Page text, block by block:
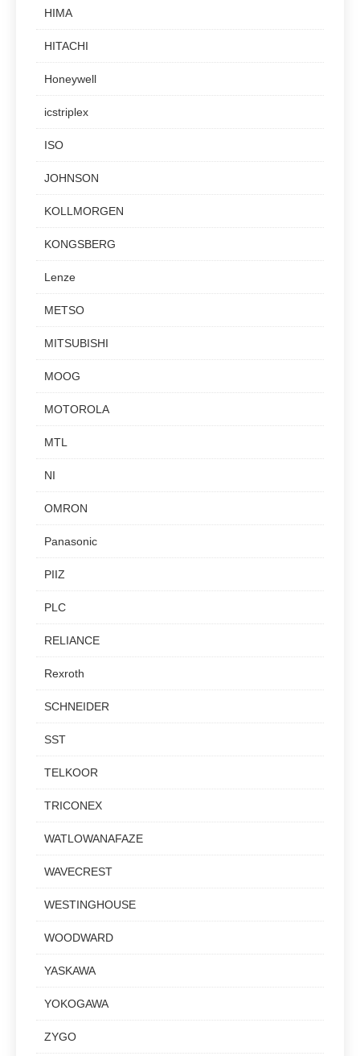
HIMA
HITACHI
Honeywell
icstriplex
ISO
JOHNSON
KOLLMORGEN
KONGSBERG
Lenze
METSO
MITSUBISHI
MOOG
MOTOROLA
MTL
NI
OMRON
Panasonic
PIIZ
PLC
RELIANCE
Rexroth
SCHNEIDER
SST
TELKOOR
TRICONEX
WATLOWANAFAZE
WAVECREST
WESTINGHOUSE
WOODWARD
YASKAWA
YOKOGAWA
ZYGO